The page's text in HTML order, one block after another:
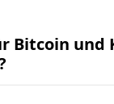
Bitcoin und